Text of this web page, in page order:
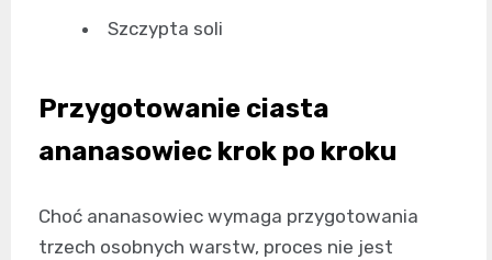
Szczypta soli
Przygotowanie ciasta
ananasowiec krok po kroku
Choć ananasowiec wymaga przygotowania
trzech osobnych warstw, proces nie jest